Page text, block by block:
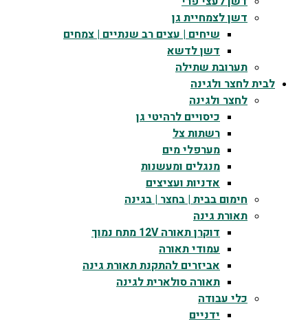
דשן לצמחיית גן
שיחים | עצים רב שנתיים | צמחים
דשן לדשא
תערובת שתילה
לבית לחצר ולגינה
לחצר ולגינה
כיסויים לרהיטי גן
רשתות צל
מערפלי מים
מנגלים ומעשנות
אדניות ועציצים
חימום בבית | בחצר | בגינה
תאורת גינה
דוקרן תאורה 12V מתח נמוך
עמודי תאורה
אביזרים להתקנת תאורת גינה
תאורה סולארית לגינה
כלי עבודה
ידניים